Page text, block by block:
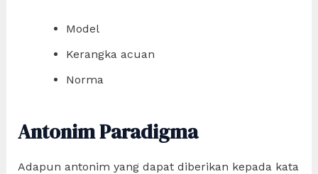
Model
Kerangka acuan
Norma
Antonim Paradigma
Adapun antonim yang dapat diberikan kepada kata